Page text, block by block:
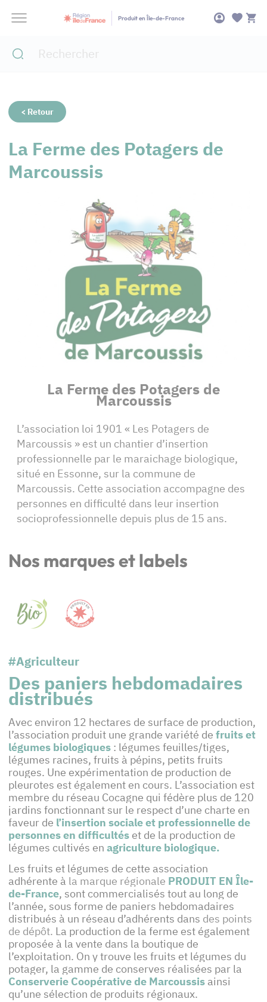
Produit en Île-de-France
< Retour
La Ferme des Potagers de
Marcoussis
La Ferme des Potagers de
Marcoussis
L’association loi 1901 « Les Potagers de
Marcoussis » est un chantier d’insertion
professionnelle par le maraichage biologique,
situé en Essonne, sur la commune de
Marcoussis. Cette association accompagne des
personnes en difficulté dans leur insertion
socioprofessionnelle depuis plus de 15 ans.
Nos marques et labels
#Agriculteur
Des paniers hebdomadaires
distribués
Avec environ 12 hectares de surface de production,
l’association produit une grande variété de fruits et
légumes biologiques : légumes feuilles/tiges,
légumes racines, fruits à pépins, petits fruits
rouges. Une expérimentation de production de
pleurotes est également en cours. L’association est
membre du réseau Cocagne qui fédère plus de 120
jardins fonctionnant sur le respect d’une charte en
faveur de l’insertion sociale et professionnelle de
personnes en difficultés et de la production de
légumes cultivés en agriculture biologique.
Les fruits et légumes de cette association
adhérente à la marque régionale PRODUIT EN Île-
de-France, sont commercialisés tout au long de
l’année, sous forme de paniers hebdomadaires
distribués à un réseau d’adhérents dans des points
de dépôt. La production de la ferme est également
proposée à la vente dans la boutique de
l’exploitation. On y trouve les fruits et légumes du
potager, la gamme de conserves réalisées par la
Conserverie Coopérative de Marcoussis ainsi
qu’une sélection de produits régionaux.